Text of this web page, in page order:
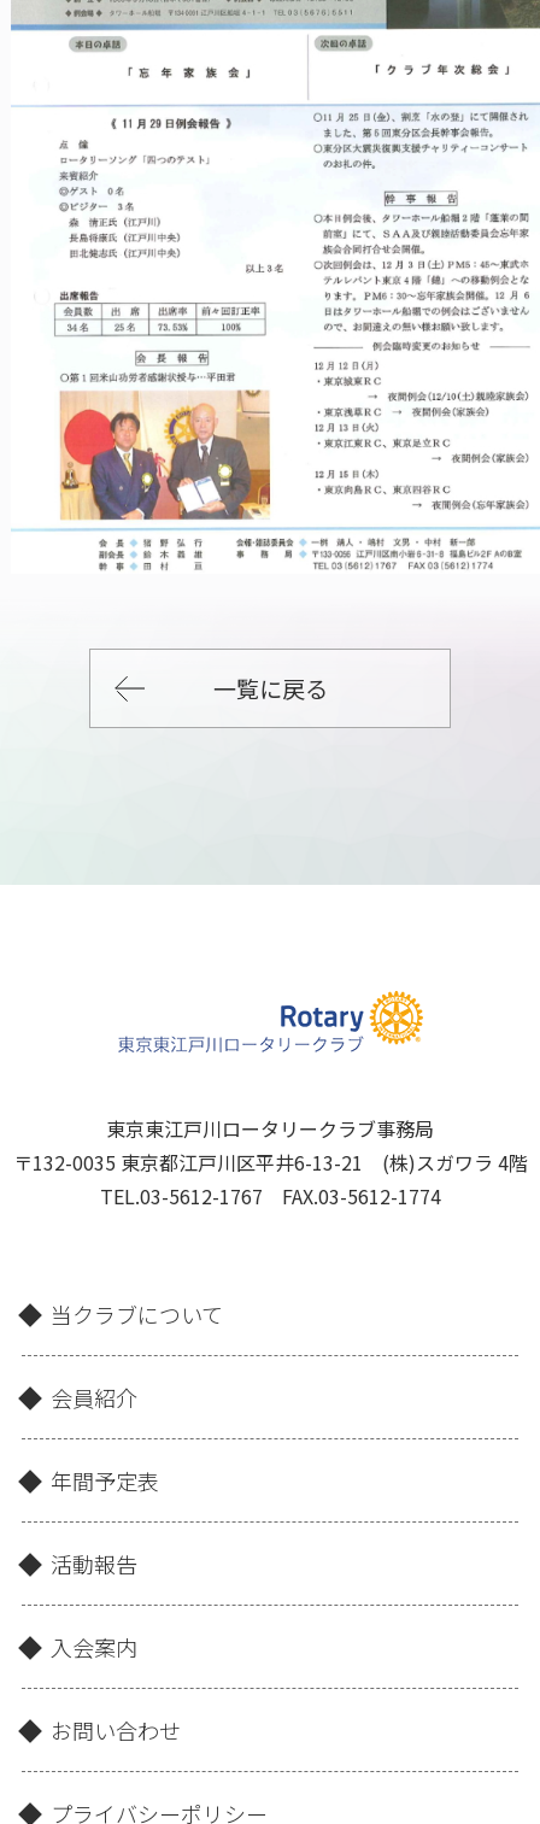
一覧に戻る
東京東江戸川ロータリークラブ事務局
〒132-0035 東京都江戸川区平井6-13-21 (株)スガワラ 4階
TEL.03-5612-1767 FAX.03-5612-1774
当クラブについて
会員紹介
年間予定表
活動報告
入会案内
お問い合わせ
プライバシーポリシー